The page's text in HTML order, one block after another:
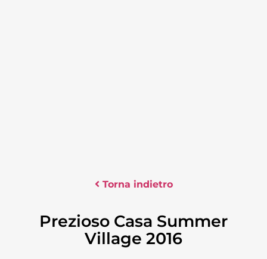
Torna indietro
Prezioso Casa Summer
Village 2016